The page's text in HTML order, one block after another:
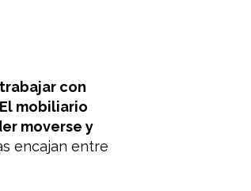
con
El mobiliario
moverse y
encajan entre